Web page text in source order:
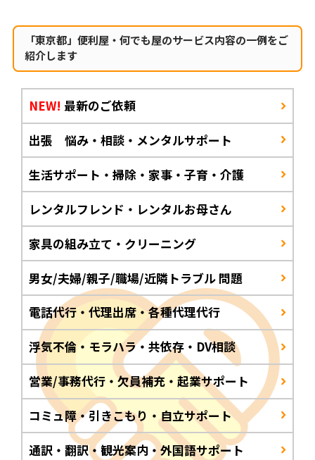
「東京都」便利屋・何でも屋のサービス内容の一例をご
紹介します
NEW! 最新のご依頼
出張 悩み・相談・メンタルサポート
生活サポート・掃除・家事・子育・介護
レンタルフレンド・レンタルお母さん
家具の組み立て・クリーニング
男女/夫婦/親子/職場/近隣トラブル 問題
電話代行・代理出席・各種代理代行
浮気不倫・モラハラ・共依存・DV相談
営業/事務代行・欠員補充・起業サポート
コミュ障・引きこもり・自立サポート
通訳・翻訳・観光案内・外国語サポート